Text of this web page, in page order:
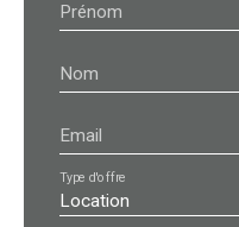
Prénom
Nom
Email
Location
Type d'offre